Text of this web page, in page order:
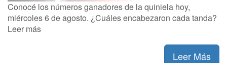
Conocé los números ganadores de la quiniela hoy,
miércoles 6 de agosto. ¿Cuáles encabezaron cada tanda?
Leer más
Leer Más